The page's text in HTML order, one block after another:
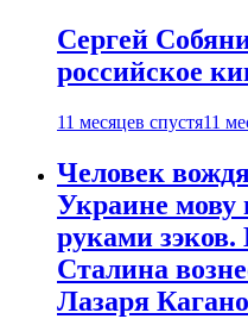
Сергей
российское
11 месяцев спустя11
Человек
Украине мову
руками зэков.
Сталина
Лазаря